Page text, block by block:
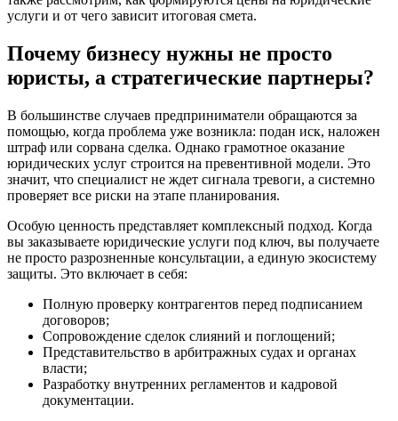
услуги и от чего зависит итоговая смета.
Почему бизнесу нужны не просто
юристы, а стратегические партнеры?
В большинстве случаев предприниматели обращаются за
помощью, когда проблема уже возникла: подан иск, наложен
штраф или сорвана сделка. Однако грамотное оказание
юридических услуг строится на превентивной модели. Это
значит, что специалист не ждет сигнала тревоги, а системно
проверяет все риски на этапе планирования.
Особую ценность представляет комплексный подход. Когда
вы заказываете юридические услуги под ключ, вы получаете
не просто разрозненные консультации, а единую экосистему
защиты. Это включает в себя:
Полную проверку контрагентов перед подписанием
договоров;
Сопровождение сделок слияний и поглощений;
Представительство в арбитражных судах и органах
власти;
Разработку внутренних регламентов и кадровой
документации.